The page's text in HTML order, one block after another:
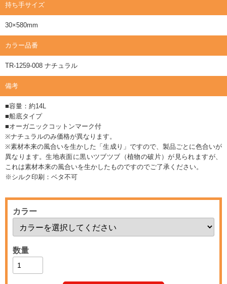
持ち手サイズ
30×580mm
カラー品番
TR-1259-008 ナチュラル
備考
■容量：約14L
■船底タイプ
■オーガニックコットンマーク付
※ナチュラルのみ価格が異なります。
※素材本来の風合いを生かした「生成り」ですので、製品ごとに色合いが
異なります。生地表面に黒いツブツブ（植物の破片）が見られますが、
これは素材本来の風合いを生かしたものですのでご了承ください。
※シルク印刷：ベタ不可
カラー
数量